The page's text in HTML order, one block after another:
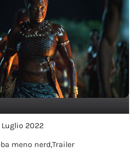
2022
meno nerd,Trailer